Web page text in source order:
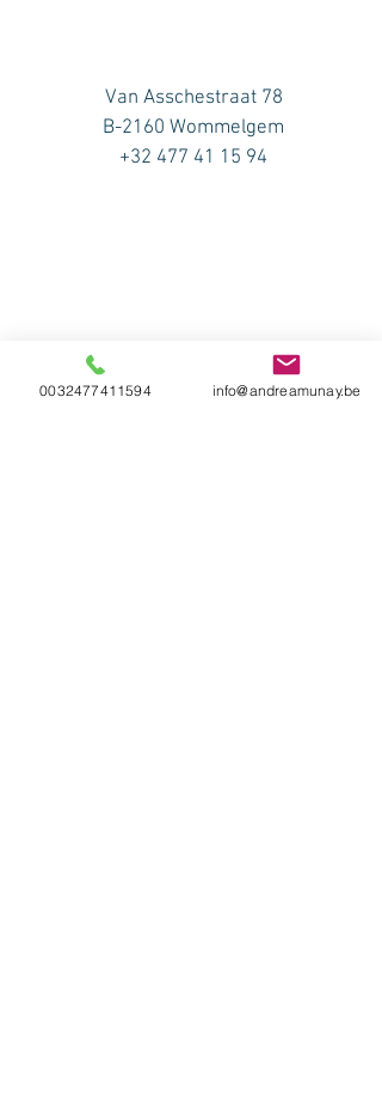
Van Asschestraat 78
B-2160 Wommelgem
+32 477 41 15 94
0032477411594 info@andreamunay.be